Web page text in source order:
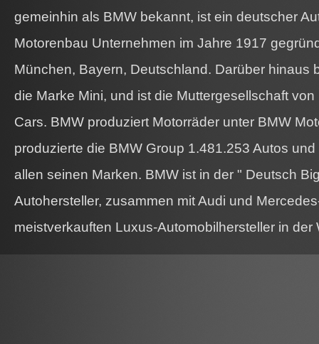
gemeinhin als BMW bekannt, ist ein deutscher
Motorenbau Unternehmen im Jahre 1917
München, Bayern, Deutschland. Darüber hinaus
die Marke Mini, und ist die Muttergesellschaft
Cars. BMW produziert Motorräder unter BMW
produzierte die BMW Group 1.481.253 Autos
allen seinen Marken. BMW ist in der " Deutsch
Autohersteller, zusammen mit Audi und
meistverkauften Luxus-Automobilhersteller in der